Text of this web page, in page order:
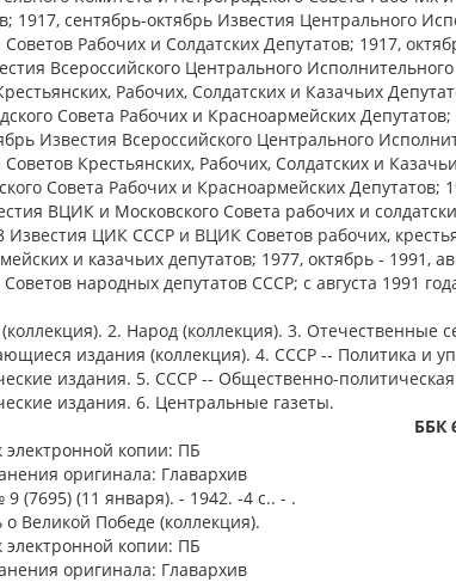
1917, сентябрь-октябрь Известия Центрального
Рабочих и Солдатских Депутатов; 1917,
Всероссийского Центрального
Рабочих, Солдатских и Казачьих
Совета Рабочих и Красноармейских
Известия Всероссийского Центрального
Крестьянских, Рабочих, Солдатских и
Совета Рабочих и Красноармейских Депутатов;
ВЦИК и Московского Совета рабочих и
Известия ЦИК СССР и ВЦИК Советов рабочих,
и казачьих депутатов; 1977, октябрь - 1991,
народных депутатов СССР; с августа 1991
(коллекция). 2. Народ (коллекция). 3. Отечественные
издания (коллекция). 4. СССР -- Политика и
издания. 5. СССР -- Общественно-
издания. 6. Центральные газеты.
ББК
электронной копии: ПБ
оригинала: Главархив
(7695) (11 января). - 1942. -4 с.. - .
о Великой Победе (коллекция).
электронной копии: ПБ
оригинала: Главархив